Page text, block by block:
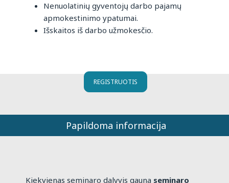
Nenuolatinių gyventojų darbo pajamų
apmokestinimo ypatumai.
Išskaitos iš darbo užmokesčio.
REGISTRUOTIS
Papildoma informacija
Kiekvienas seminaro dalyvis gauna seminaro